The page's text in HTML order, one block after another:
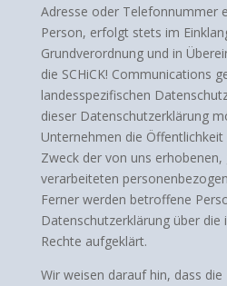
Adresse oder Telefonnummer
Person, erfolgt stets im
Grundverordnung und in
die SCHiCK! Communications
landesspezifischen
dieser Datenschutzerklärung
Unternehmen die
Zweck der von uns
verarbeiteten
Ferner werden betroffene
Datenschutzerklärung über die
Rechte aufgeklärt.
Wir weisen darauf hin, dass